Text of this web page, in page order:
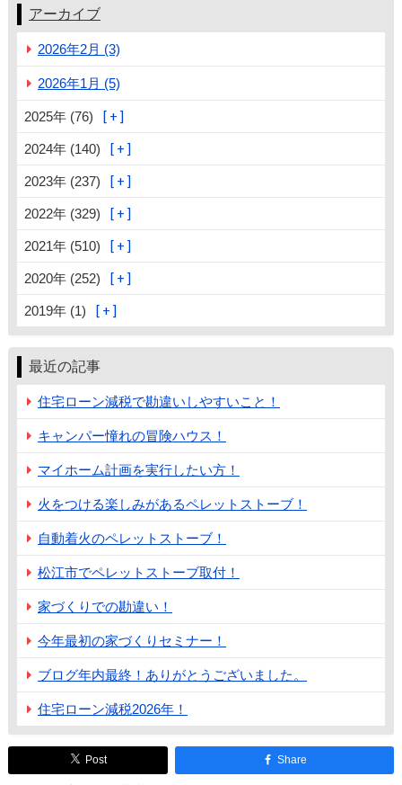
アーカイブ
2026年2月 (3)
2026年1月 (5)
2025年 (76)
2024年 (140)
2023年 (237)
2022年 (329)
2021年 (510)
2020年 (252)
2019年 (1)
最近の記事
住宅ローン減税で勘違いしやすいこと！
キャンパー憧れの冒険ハウス！
マイホーム計画を実行したい方！
火をつける楽しみがあるペレットストーブ！
自動着火のペレットストーブ！
松江市でペレットストーブ取付！
家づくりでの勘違い！
今年最初の家づくりセミナー！
ブログ年内最終！ありがとうございました。
住宅ローン減税2026年！
Post Share